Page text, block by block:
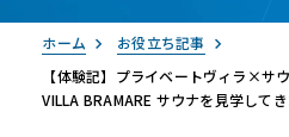
【体験記】プライベートヴィラ×サ
VILLA BRAMARE サウナを見学して
お役立ち記事
ホーム